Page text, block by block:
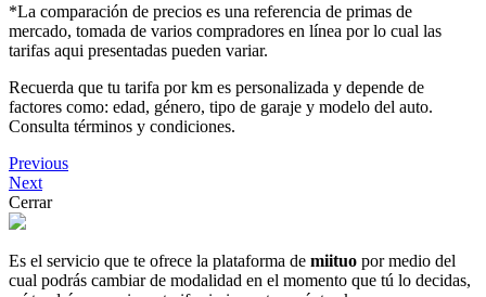
*La comparación de precios es una referencia de primas de
mercado, tomada de varios compradores en línea por lo cual las
tarifas aqui presentadas pueden variar.
Recuerda que tu tarifa por km es personalizada y depende de
factores como: edad, género, tipo de garaje y modelo del auto.
Consulta términos y condiciones.
Previous
Next
Cerrar
Es el servicio que te ofrece la plataforma de miituo por medio del
cual podrás cambiar de modalidad en el momento que tú lo decidas,